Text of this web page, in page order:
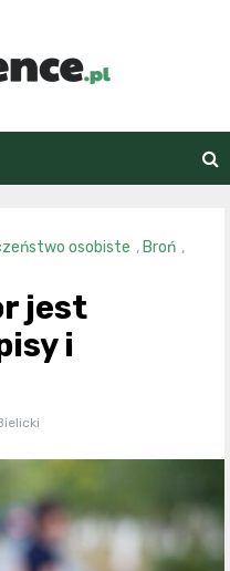
osobiste , Broń ,
jest
i